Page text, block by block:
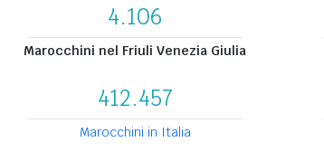
4.106
Marocchini nel Friuli Venezia Giulia
412.457
Marocchini in Italia